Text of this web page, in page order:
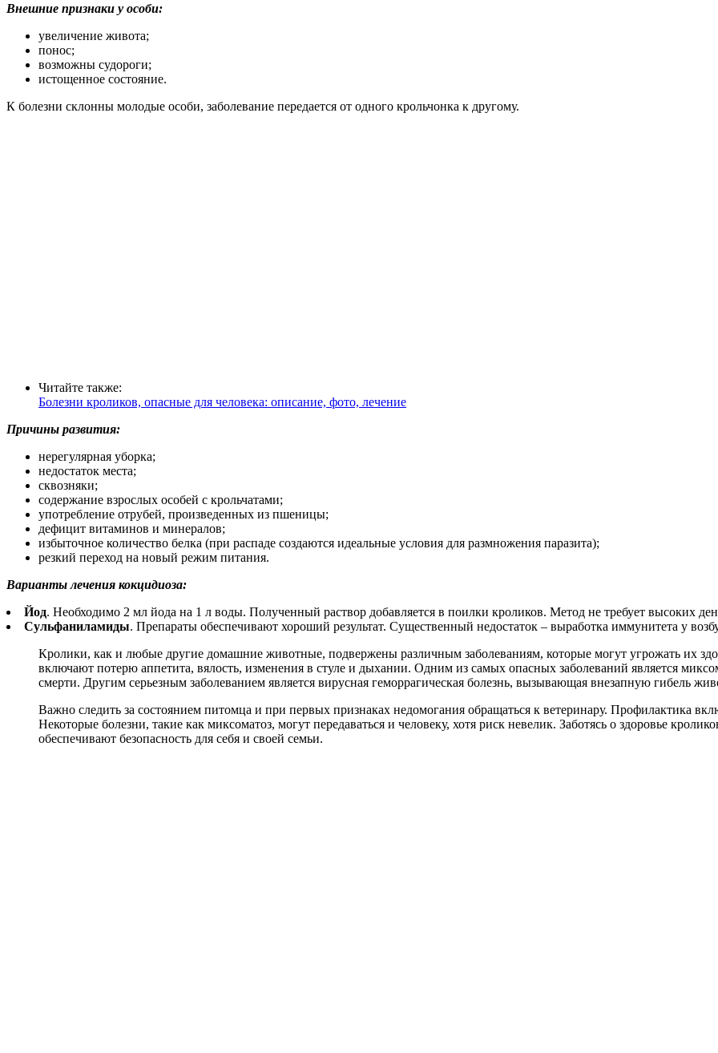
Внешние признаки у особи:
увеличение живота;
понос;
возможны судороги;
истощенное состояние.
К болезни склонны молодые особи, заболевание передается от одного крольчонка к другому.
Читайте также:
Болезни кроликов, опасные для человека: описание, фото, лечение
Причины развития:
нерегулярная уборка;
недостаток места;
сквозняки;
содержание взрослых особей с крольчатами;
употребление отрубей, произведенных из пшеницы;
дефицит витаминов и минералов;
избыточное количество белка (при распаде создаются идеальные условия для размножения паразита);
резкий переход на новый режим питания.
Варианты лечения кокцидиоза:
Йод. Необходимо 2 мл йода на 1 л воды. Полученный раствор добавляется в поилки кроликов. Метод не требует высоких
Сульфаниламиды. Препараты обеспечивают хороший результат. Существенный недостаток – выработка иммунитета у
Кролики, как и любые другие домашние животные, подвержены различным заболеваниям, которые могут угрожать их
включают потерю аппетита, вялость, изменения в стуле и дыхании. Одним из самых опасных заболеваний является
смерти. Другим серьезным заболеванием является вирусная геморрагическая болезнь, вызывающая внезапную гибель
Важно следить за состоянием питомца и при первых признаках недомогания обращаться к ветеринару. Профилактика
Некоторые болезни, такие как миксоматоз, могут передаваться и человеку, хотя риск невелик. Заботясь о здоровье
обеспечивают безопасность для себя и своей семьи.